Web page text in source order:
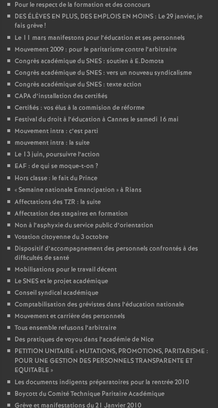
Pour le respect de la formation et des concours
DES ÉLÈVES EN PLUS, DES EMPLOIS EN MOINS : Le 29 janvier, je
fais grève!
Le 11 mars manifestons pour l’éducation et ses personnels
Mouvement 2009 : pour le paritarisme contre l’arbitraire
Congrès académique du SNES : soutien à E.Domota
Congrès académique du SNES : vers un nouveau syndicalisme
Congrès académique du SNES : texte action
CAPA d’installation des certifiés
Certifiés : vos élus à la commision de réforme
Festival du droit à l’éducation à Cannes le samedi 16 mai
Mouvement intra : c’est parti
mouvement intra : la suite
Le 13 juin, poursuivre l’action
EAF : de qui se moque-t-on ?
Hors classe : le fait du Prince
«Semaine nationale Emancipation » à Rians
Affectations des TZR : la suite
Affectation des stagaires en formation
Non à l’asphyxie du service public d’orientation
Votation citoyenne du 3 octobre
Dispositif d’accompagnement des personnels confrontés à des
difficultés de santé
Mobilisations pour le travail décent
Le SNES et le projet académique
Conseil syndical académique
Comptabilisation des grévistes dans l’éducation nationale
Mouvement et carrière des personnels
Tous ensemble refusons l’arbitraire
Des pratiques de voyou dans l’académie de Nice
PETITION UNITAIRE « MUTATIONS, PROMOTIONS, PARITARISME :
POUR UNE GESTION DES PERSONNELS TRANSPARENTE ET
EQUITABLE »
Les documents indigents préparatoires pour la rentrée 2010
Boycott du Comité Technique Paritaire Académique
Grève et manifestations du 21 Janvier 2010